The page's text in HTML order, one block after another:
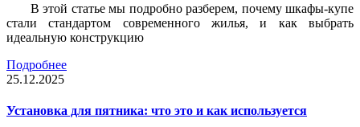
В этой статье мы подробно разберем, почему шкафы-купе
стали стандартом современного жилья, и как выбрать
идеальную конструкцию
Подробнее
25.12.2025
Установка для пятника: что это и как используется